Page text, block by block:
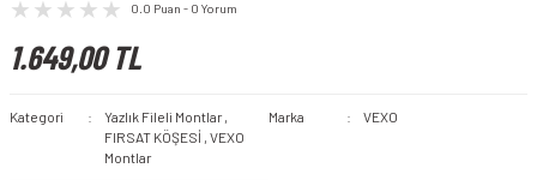
0.0 Puan - 0 Yorum
1.649,00 TL
Kategori Yazlık Fileli Montlar ,
FIRSAT KÖŞESİ , VEXO
Montlar
Marka VEXO